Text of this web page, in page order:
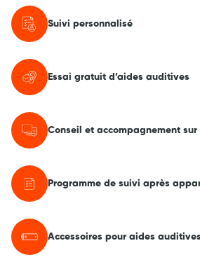
Suivi personnalisé
Essai gratuit d’aides auditives
Conseil et accompagnement sur
Programme de suivi après
Accessoires pour aides